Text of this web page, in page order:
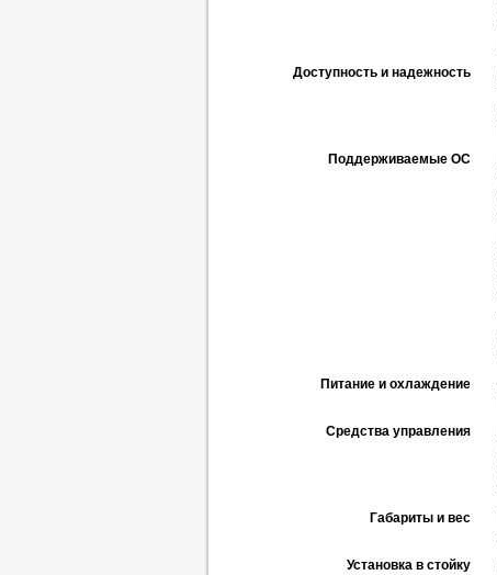
Доступность и надежность
Поддерживаемые ОС
Питание и охлаждение
Средства управления
Габариты и вес
Установка в стойку